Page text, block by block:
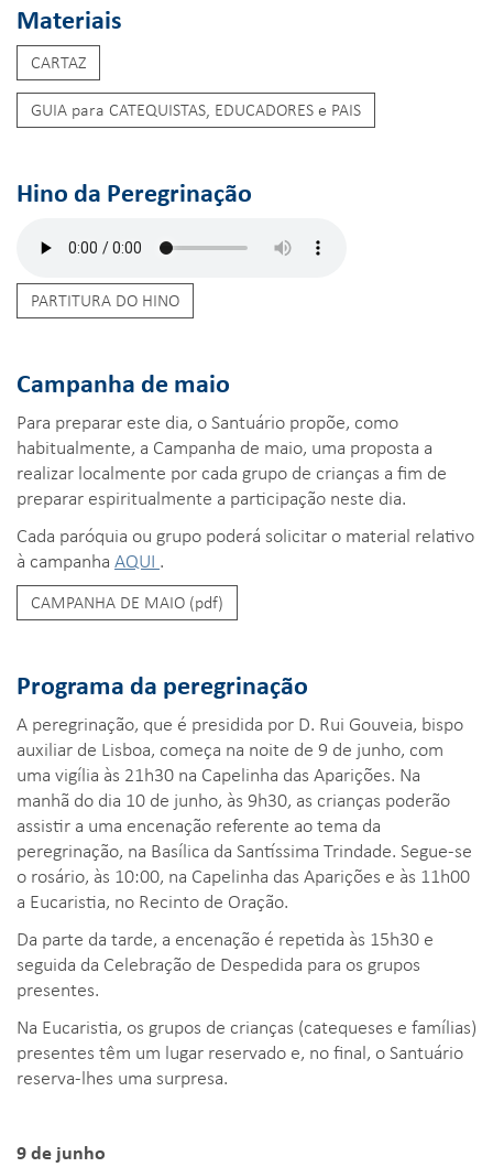
Materiais
CARTAZ
GUIA para CATEQUISTAS, EDUCADORES e PAIS
Hino da Peregrinação
PARTITURA DO HINO
Campanha de maio
Para preparar este dia, o Santuário propõe, como
habitualmente, a Campanha de maio, uma proposta a
realizar localmente por cada grupo de crianças a fim de
preparar espiritualmente a participação neste dia.
Cada paróquia ou grupo poderá solicitar o material relativo
à campanha AQUI .
CAMPANHA DE MAIO (pdf)
Programa da peregrinação
A peregrinação, que é presidida por D. Rui Gouveia, bispo
auxiliar de Lisboa, começa na noite de 9 de junho, com
uma vigília às 21h30 na Capelinha das Aparições. Na
manhã do dia 10 de junho, às 9h30, as crianças poderão
assistir a uma encenação referente ao tema da
peregrinação, na Basílica da Santíssima Trindade. Segue-se
o rosário, às 10:00, na Capelinha das Aparições e às 11h00
a Eucaristia, no Recinto de Oração.
Da parte da tarde, a encenação é repetida às 15h30 e
seguida da Celebração de Despedida para os grupos
presentes.
Na Eucaristia, os grupos de crianças (catequeses e famílias)
presentes têm um lugar reservado e, no final, o Santuário
reserva-lhes uma surpresa.
9 de junho